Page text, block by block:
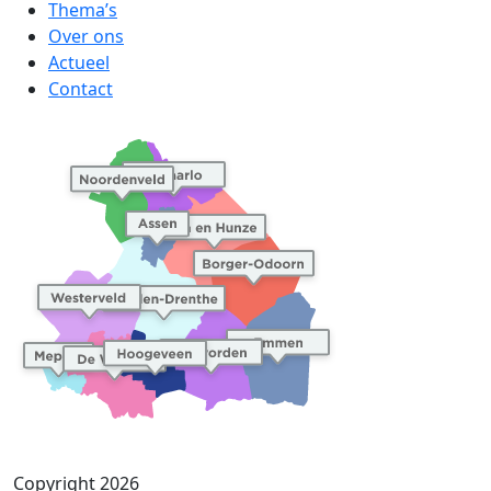
Thema’s
Over ons
Actueel
Contact
Copyright 2026